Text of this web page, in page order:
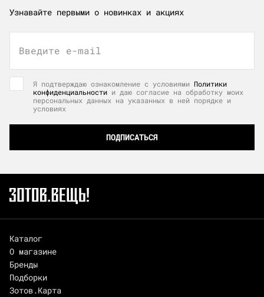
Узнавайте первыми о новинках и акциях
Введите e-mail
Я подтверждаю ознакомление с условиями Политики
конфиденциальности и даю согласие на обработку моих
персональных данных на указанных в ней порядке и
условиях
ПОДПИСАТЬСЯ
Каталог
О магазине
Бренды
Подборки
Зотов.Карта